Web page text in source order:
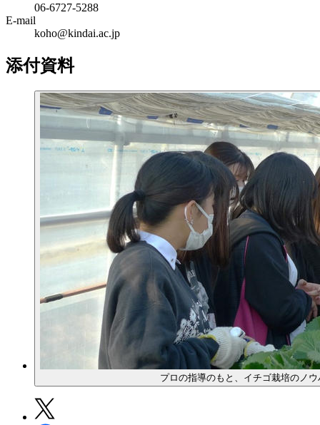
06‐6727‐5288
E-mail
koho@kindai.ac.jp
添付資料
プロの指導のもと、イチゴ栽培のノ